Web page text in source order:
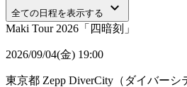
全ての日程を表示する keyboard_arrow_down
Maki Tour 2026「四暗刻」
2026/09/04(金) 19:00
東京都 Zepp DiverCity（ダイバーシ